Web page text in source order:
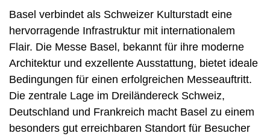
Basel verbindet als Schweizer Kulturstadt eine
hervorragende Infrastruktur mit internationalem
Flair. Die Messe Basel, bekannt für ihre moderne
Architektur und exzellente Ausstattung, bietet ideale
Bedingungen für einen erfolgreichen Messeauftritt.
Die zentrale Lage im Dreiländereck Schweiz,
Deutschland und Frankreich macht Basel zu einem
besonders gut erreichbaren Standort für Besucher